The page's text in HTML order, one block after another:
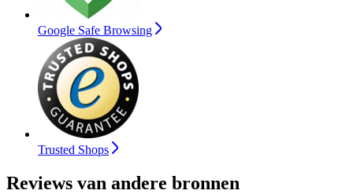
Google Safe Browsing
Trusted Shops
Reviews van andere bronnen